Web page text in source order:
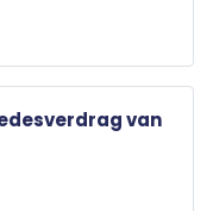
euro munten is
van